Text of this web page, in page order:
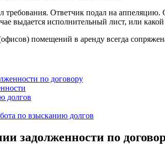
требования. Ответчик подал на
выдается исполнительный лист, или
помещений в аренду всегда
по договору
долгов
по взысканию долгов
задолженности по